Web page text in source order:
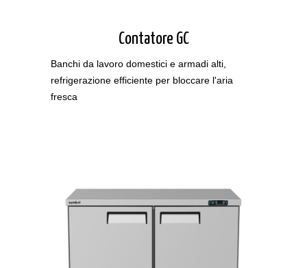
Contatore GC
Banchi da lavoro domestici e armadi alti,
refrigerazione efficiente per bloccare l'aria
fresca